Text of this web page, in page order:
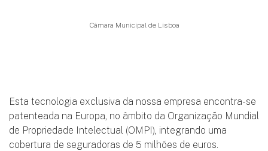
Câmara Municipal de Lisboa
Esta tecnologia exclusiva da nossa empresa encontra-se
patenteada na Europa, no âmbito da Organização Mundial
de Propriedade Intelectual (OMPI), integrando uma
cobertura de seguradoras de 5 milhões de euros.